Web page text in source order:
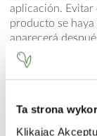
Ta strona
Klikając
aplicación. Evitar
producto se
aparecerá
INCI
Glyceryl
Dimethicone,